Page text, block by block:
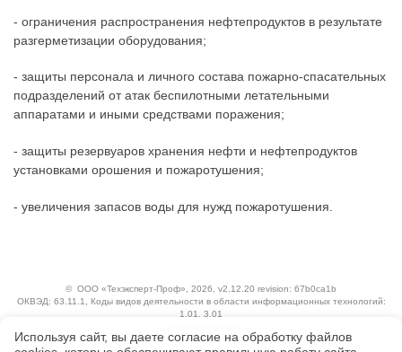
- ограничения распространения нефтепродуктов в результате
разгерметизации оборудования;
- защиты персонала и личного состава пожарно-спасательных
подразделений от атак беспилотными летательными
аппаратами и иными средствами поражения;
- защиты резервуаров хранения нефти и нефтепродуктов
установками орошения и пожаротушения;
- увеличения запасов воды для нужд пожаротушения.
© ООО «Техэксперт-Проф», 2026, v2.12.20 revision: 67b0ca1b
ОКВЭД: 63.11.1, Коды видов деятельности в области информационных технологий:
1.01, 3.01
Технологии
Используя сайт, вы даете согласие на обработку файлов